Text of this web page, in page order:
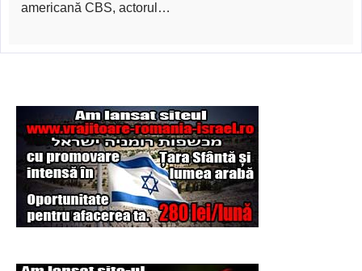
Teresei Neumann
de sfântul Petre
Vrăjitorul Merlin şi
regele Arthur
Şi-a vândut soţia
pentru un ritual de
americană CBS, actorul…